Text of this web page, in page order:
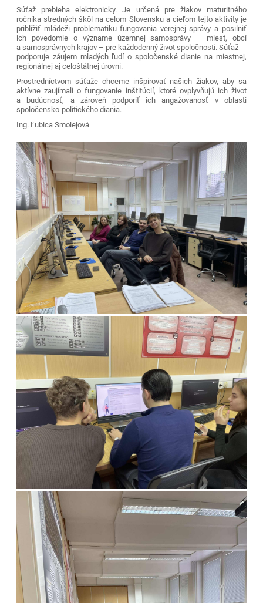
Súťaž prebieha elektronicky. Je určená pre žiakov maturitného
ročníka stredných škôl na celom Slovensku a cieľom tejto aktivity je
priblížiť mládeži problematiku fungovania verejnej správy a posilniť
ich povedomie o význame územnej samosprávy – miest, obcí
a samosprávnych krajov – pre každodenný život spoločnosti. Súťaž
podporuje záujem mladých ľudí o spoločenské dianie na miestnej,
regionálnej aj celoštátnej úrovni.
Prostredníctvom súťaže chceme inšpirovať našich žiakov, aby sa
aktívne zaujímali o fungovanie inštitúcií, ktoré ovplyvňujú ich život
a budúcnosť, a zároveň podporiť ich angažovanosť v oblasti
spoločensko-politického diania.
Ing. Ľubica Smolejová